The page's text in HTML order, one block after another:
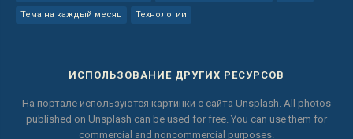
Тема на каждый месяц Технологии
ИСПОЛЬЗОВАНИЕ ДРУГИХ РЕСУРСОВ
На портале используются картинки с сайта Unsplash. All photos
published on Unsplash can be used for free. You can use them for
commercial and noncommercial purposes.